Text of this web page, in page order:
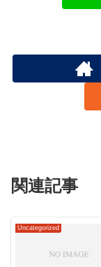
関連記事
Uncategorized